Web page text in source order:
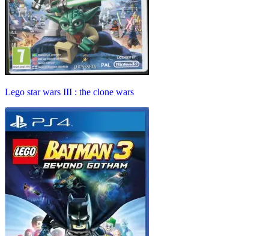
Lego star wars III : the clone wars